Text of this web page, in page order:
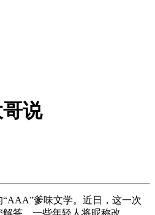
说
爹味文学。近日，这一次
答。一些年轻人将昵称改